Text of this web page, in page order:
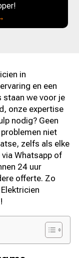
in
en een
staan we voor je
onze expertise
nodig? Geen
niet
zelfs als elke
Whatsapp of
24 uur
offerte. Zo